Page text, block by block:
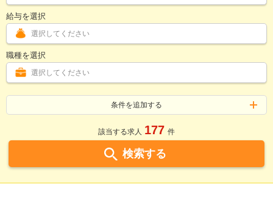
給与を選択
選択してください
職種を選択
選択してください
条件を追加する
該当する求人 177 件
検索する